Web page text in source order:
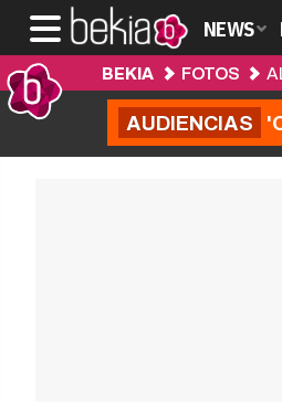
NEWS
BEKIA FOTOS
AUDIENCIAS